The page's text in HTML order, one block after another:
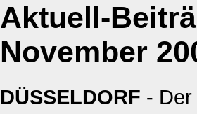
Aktuell-
November
DÜSSELDORF -